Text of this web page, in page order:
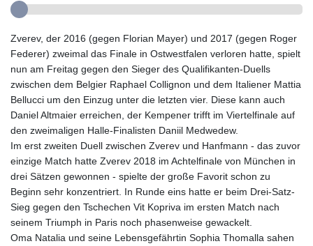
Zverev, der 2016 (gegen Florian Mayer) und 2017 (gegen Roger
Federer) zweimal das Finale in Ostwestfalen verloren hatte, spielt
nun am Freitag gegen den Sieger des Qualifikanten-Duells
zwischen dem Belgier Raphael Collignon und dem Italiener Mattia
Bellucci um den Einzug unter die letzten vier. Diese kann auch
Daniel Altmaier erreichen, der Kempener trifft im Viertelfinale auf
den zweimaligen Halle-Finalisten Daniil Medwedew.
Im erst zweiten Duell zwischen Zverev und Hanfmann - das zuvor
einzige Match hatte Zverev 2018 im Achtelfinale von München in
drei Sätzen gewonnen - spielte der große Favorit schon zu
Beginn sehr konzentriert. In Runde eins hatte er beim Drei-Satz-
Sieg gegen den Tschechen Vit Kopriva im ersten Match nach
seinem Triumph in Paris noch phasenweise gewackelt.
Oma Natalia und seine Lebensgefährtin Sophia Thomalla sahen